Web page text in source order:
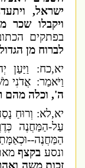
ישראל,
ויקבלו שכר
בפתקים
לברוח מן
יא,כח: וַיַּעַן
וַיֹּאמַר: אֲדֹנִי
ה', וכלה מהם
יא,לא: וְרוּחַ
עַל-הַמַּחֲנֶה
הַמַּחֲנֶה--
ונסעבקצף
זכות משה